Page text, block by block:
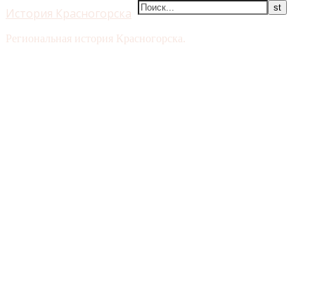
История Красногорска
Региональная история Красногорска.